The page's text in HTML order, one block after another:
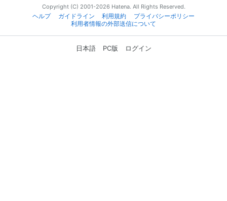
Copyright (C) 2001-2026 Hatena. All Rights Reserved.
ヘルプ
ガイドライン 利用規約
プライバシーポリシー
利用者情報の外部送信について
日本語 PC版 ログイン